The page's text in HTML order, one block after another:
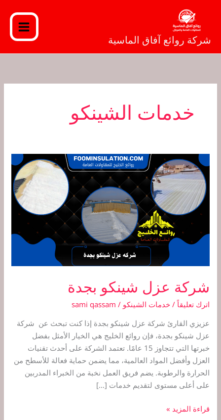
المحتوى
شركة روائع آفاق الماسية
خدمات الشينكو
شركة عزل شينكو بجدة
اترك تعليقاً /خدمات الشينكو /
sami qassam
عزيزي القارئ شركة عزل شينكو بجدة إذا كنت تبحث عن شركة
عزل شينكو بجدة، فإن روائع الخليج هي الخيار الأمثل بفضل
خبرتها التي تتجاوز 15 عامًا. تعتمد الشركة على أحدث تقنيات
العزل وأفضل المواد العالمية، مما يضمن حماية فعالة للأسطح من
الحرارة والرطوبة. يضم فريق العمل نخبة من الخبراء المدربين
على أعلى مستوى لتقديم خدمات […]
شركة
عزل
شينكو
بجدة
قراءة المزيد »